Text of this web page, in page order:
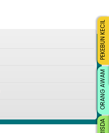
ORANG AWAM
PEKEBUN KECIL